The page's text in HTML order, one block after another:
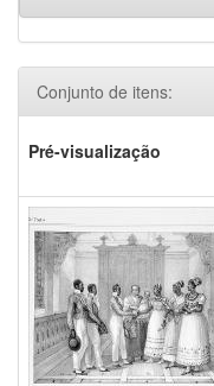
Conjunto de itens:
Pré-visualização